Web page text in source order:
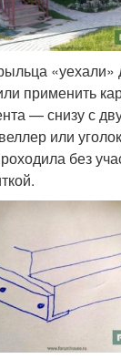
применить
— снизу с
или
без